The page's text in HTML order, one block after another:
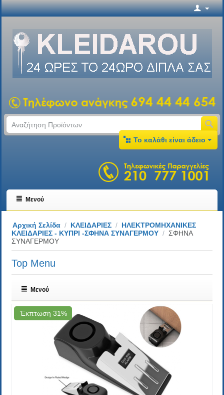
Το καλάθι είναι άδειο
Μενού
Αρχική Σελίδα / ΚΛΕΙΔΑΡΙΕΣ / ΗΛΕΚΤΡΟΜΗΧΑΝΙΚΕΣ
ΚΛΕΙΔΑΡΙΕΣ - ΚΥΠΡΙ -ΣΦΗΝΑ ΣΥΝΑΓΕΡΜΟΥ / ΣΦΗΝΑ
ΣΥΝΑΓΕΡΜΟΥ
Top Menu
Μενού
Έκπτωση 31%